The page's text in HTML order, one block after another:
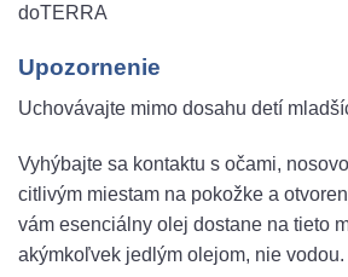
doTERRA
Upozornenie
Uchovávajte mimo dosahu detí
Vyhýbajte sa kontaktu s očami,
citlivým miestam na pokožke a
vám esenciálny olej dostane na tieto
akýmkoľvek jedlým olejom, nie vodou.